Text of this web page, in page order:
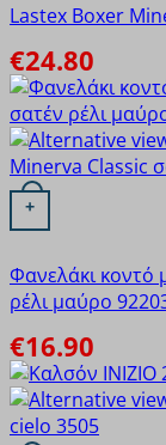
Lastex Boxer
€24.80
+
Αυτό το προϊόν
Φανελάκι κοντό
ρέλι μαύρο
€16.90